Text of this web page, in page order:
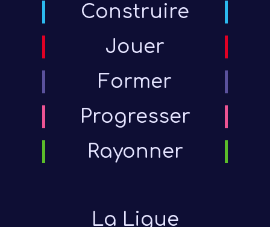
Construire
Jouer
Former
Progresser
Rayonner
La Ligue